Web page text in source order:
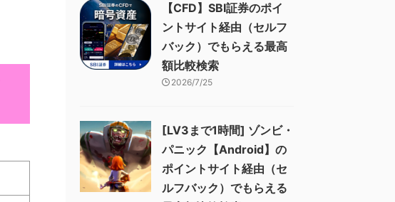
【CFD】SBI証券のポイ
ントサイト経由（セルフ
バック）でもらえる最高
額比較検索
2026/7/25
[LV3まで1時間] ゾンビ・
パニック【Android】の
ポイントサイト経由（セ
ルフバック）でもらえる